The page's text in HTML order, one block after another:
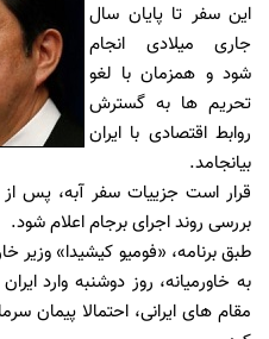
این سفر تا پایان سال
جاری میلادی انجام
شود و همزمان با لغو
تحریم ها به گسترش
روابط اقتصادی با ایران
بیانجامد.
بررسی روند اجرای برجام اعلام شود.
به خاورمیانه، روز دوشنبه وارد
مقام های ایرانی، احتمالا پیمان